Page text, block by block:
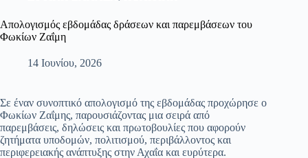
Απολογισμός εβδομάδας δράσεων και παρεμβάσεων του
Φωκίων Ζαΐμη
14 Ιουνίου, 2026
Σε έναν συνοπτικό απολογισμό της εβδομάδας προχώρησε ο
Φωκίων Ζαΐμης, παρουσιάζοντας μια σειρά από
παρεμβάσεις, δηλώσεις και πρωτοβουλίες που αφορούν
ζητήματα υποδομών, πολιτισμού, περιβάλλοντος και
περιφερειακής ανάπτυξης στην Αχαΐα και ευρύτερα.